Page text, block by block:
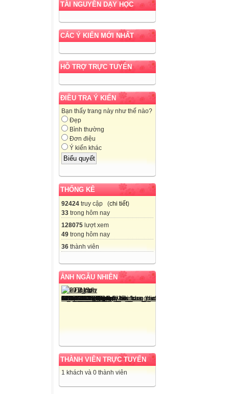
TÀI NGUYÊN DẠY HỌC
CÁC Ý KIẾN MỚI NHẤT
HỖ TRỢ TRỰC TUYẾN
ĐIỀU TRA Ý KIẾN
Bạn thấy trang này như thế nào?
Đẹp
Bình thường
Đơn điệu
Ý kiến khác
THỐNG KÊ
92424 truy cập (chi tiết)
33 trong hôm nay
128075 lượt xem
49 trong hôm nay
36 thành viên
ẢNH NGẪU NHIÊN
THÀNH VIÊN TRỰC TUYẾN
1 khách và 0 thành viên